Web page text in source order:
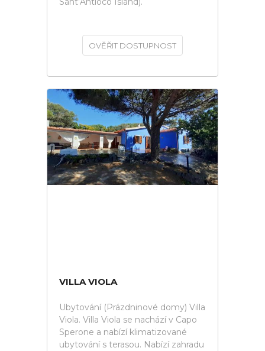
OVĚŘIT DOSTUPNOST
VILLA VIOLA
Ubytování (Prázdninové domy) Villa
Viola. Villa Viola se nachází v Capo
Sperone a nabízí klimatizované
ubytování s terasou. Nabízí zahradu